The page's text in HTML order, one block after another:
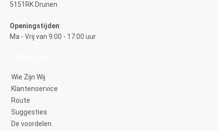
5151RK Drunen
Openingstijden:
Ma - Vrij van 9:00 - 17:00 uur
Wie Zijn Wij
Klantenservice
Route
Suggesties
De voordelen